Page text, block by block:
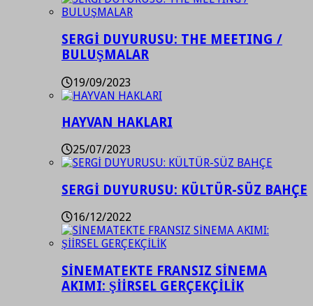
SERGİ DUYURUSU: THE MEETING /
BULUŞMALAR
19/09/2023
HAYVAN HAKLARI
25/07/2023
SERGİ DUYURUSU: KÜLTÜR-SÜZ BAHÇE
16/12/2022
SİNEMATEKTE FRANSIZ SİNEMA
AKIMI: ŞİİRSEL GERÇEKÇİLİK